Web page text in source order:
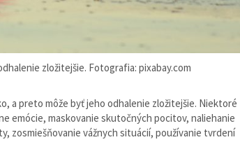
zložitejšie. Fotografia: pixabay.com
a preto môže byť jeho odhalenie zložitejšie. Niektoré
emócie, maskovanie skutočných pocitov, naliehanie
zosmiešňovanie vážnych situácií, používanie tvrdení